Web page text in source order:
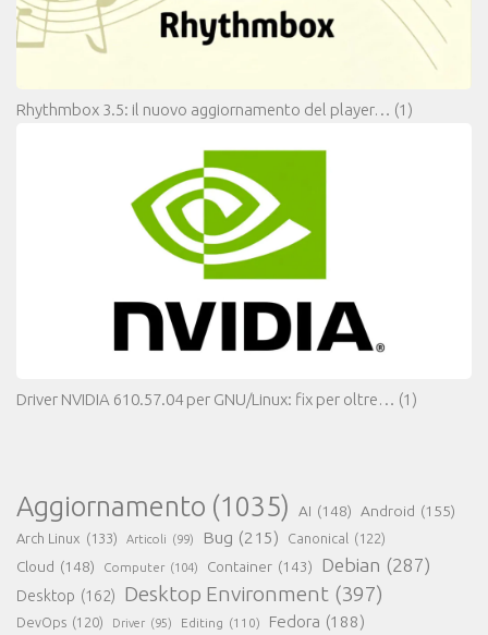
Rhythmbox 3.5: il nuovo aggiornamento del player… (1)
Driver NVIDIA 610.57.04 per GNU/Linux: fix per oltre… (1)
Aggiornamento (1035) AI (148) Android (155)
Arch Linux (133) Articoli (99) Bug (215) Canonical (122)
Cloud (148) Computer (104) Container (143) Debian (287)
Desktop (162) Desktop Environment (397)
DevOps (120) Driver (95) Editing (110) Fedora (188)